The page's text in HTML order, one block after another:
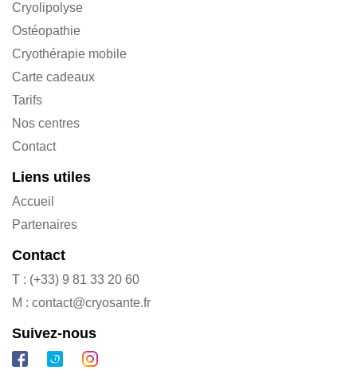
Cryolipolyse
Ostéopathie
Cryothérapie mobile
Carte cadeaux
Tarifs
Nos centres
Contact
Liens utiles
Accueil
Partenaires
Contact
T : (+33) 9 81 33 20 60
M : contact@cryosante.fr
Suivez-nous